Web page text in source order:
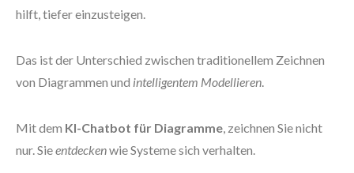
hilft, tiefer einzusteigen.
Das ist der Unterschied zwischen traditionellem Zeichnen
von Diagrammen und intelligentem Modellieren.
Mit dem KI-Chatbot für Diagramme, zeichnen Sie nicht
nur. Sieentdeckenwie Systeme sich verhalten.